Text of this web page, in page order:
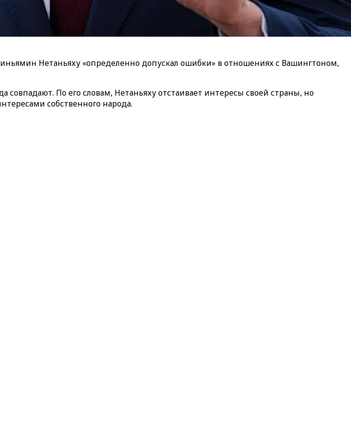
Нетаньяху «определенно допускал ошибки» в отношениях с Вашингтоном,
По его словам, Нетаньяху отстаивает интересы своей страны, но
собственного народа.